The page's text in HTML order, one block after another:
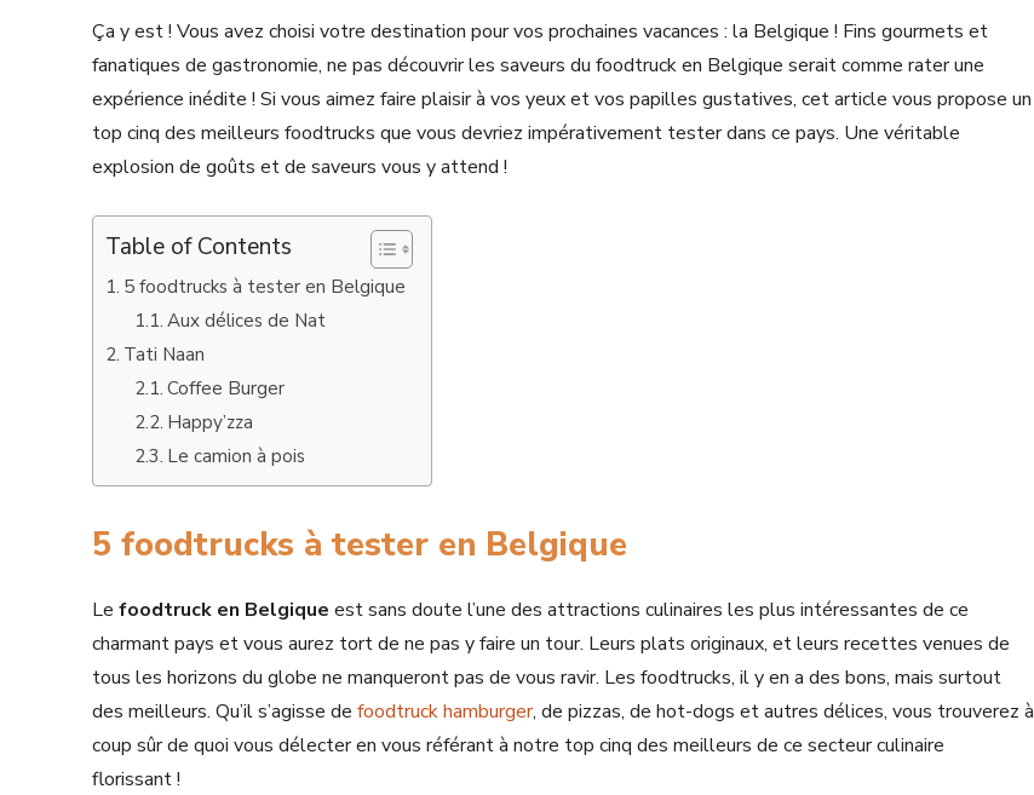
Ça y est ! Vous avez choisi votre destination pour vos prochaines vacances : la Belgique ! Fins gourmets et
fanatiques de gastronomie, ne pas découvrir les saveurs du foodtruck en Belgique serait comme rater une
expérience inédite ! Si vous aimez faire plaisir à vos yeux et vos papilles gustatives, cet article vous propose un
top cinq des meilleurs foodtrucks que vous devriez impérativement tester dans ce pays. Une véritable
explosion de goûts et de saveurs vous y attend !
Table of Contents
5 foodtrucks à tester en Belgique
Aux délices de Nat
Tati Naan
Coffee Burger
Happy’zza
Le camion à pois
5 foodtrucks à tester en Belgique
Le foodtruck en Belgique est sans doute l’une des attractions culinaires les plus intéressantes de ce
charmant pays et vous aurez tort de ne pas y faire un tour. Leurs plats originaux, et leurs recettes venues de
tous les horizons du globe ne manqueront pas de vous ravir. Les foodtrucks, il y en a des bons, mais surtout
des meilleurs. Qu’il s’agisse de foodtruck hamburger, de pizzas, de hot-dogs et autres délices, vous trouverez à
coup sûr de quoi vous délecter en vous référant à notre top cinq des meilleurs de ce secteur culinaire
florissant !